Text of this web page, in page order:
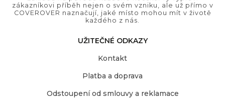
zákazníkovi příběh nejen o svém vzniku, ale už přímo v
COVEROVER naznačují, jaké místo mohou mít v životě
každého z nás.
UŽITEČNÉ ODKAZY
Kontakt
Platba a doprava
Odstoupení od smlouvy a reklamace